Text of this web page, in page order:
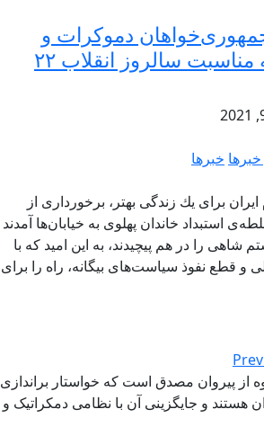
دموکرات و
لائیک ایران-به مناسبت سالروز انقلاب ٢٢
خبرها
براى يك زندگى بهتر، برخوردارى از
استبداد خاندان پهلوى به خيابان‌ها آمدند
شاهى را در هم پيچيدند، به اين اميد كه با
و قطع نفوذ سیاست‌های بیگانه، راه را براى
از پیروان مصدق است که خواستار براندازی
هستند و جایگزینی آن با نظامی دمکراتیک و